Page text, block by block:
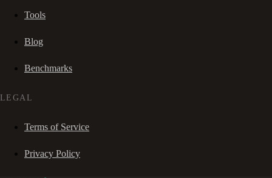
Tools
Blog
Benchmarks
LEGAL
Terms of Service
Privacy Policy